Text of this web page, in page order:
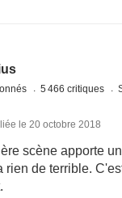
5 466 critiques
le 20 octobre 2018
scène apporte
rien de terrible.